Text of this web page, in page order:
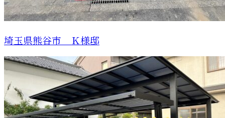
埼玉県熊谷市 Ｋ様邸